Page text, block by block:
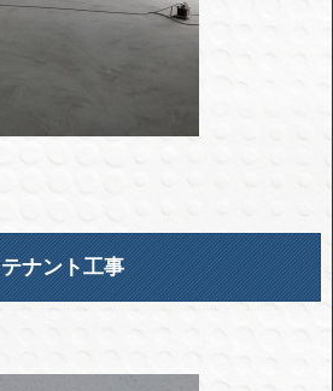
テナント工事